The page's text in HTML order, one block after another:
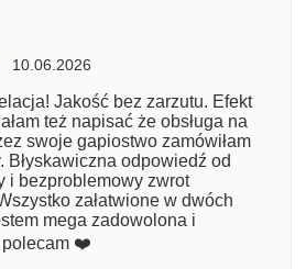
10.06.2026
Jakość bez zarzutu. Efekt
też napisać że obsługa na
swoje gapiostwo zamówiłam
Błyskawiczna odpowiedź od
i bezproblemowy zwrot
załatwione w dwóch
mega zadowolona i
polecam ❤️